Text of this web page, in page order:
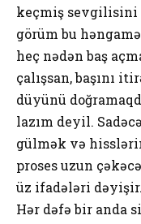
keçmiş sevgilisini
görüm bu
heç nədən baş
çalışsan, başını
düyünü
lazım deyil.
gülmək və
proses uzun
üz ifadələri
Hər dəfə bir anda